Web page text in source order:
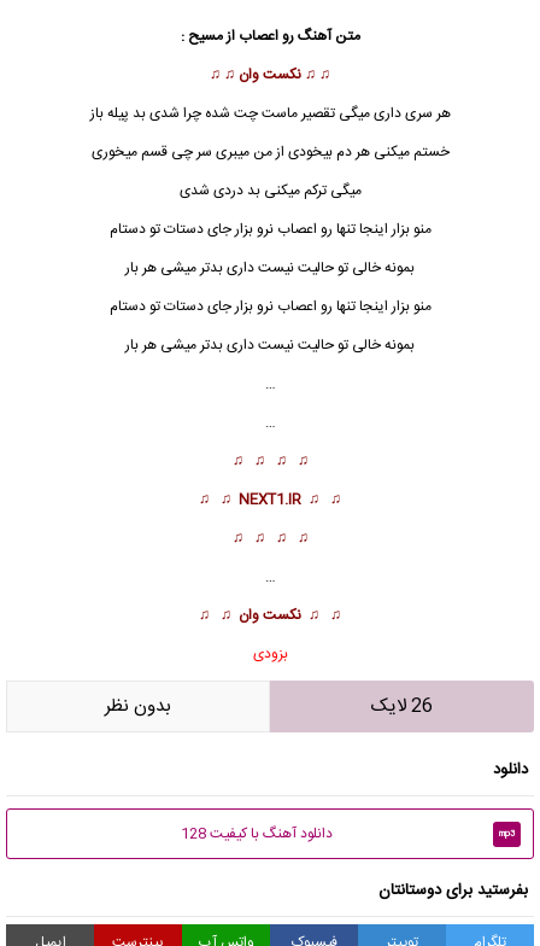
متن آهنگ رو اعصاب ازمسیح :
♫ ♫ نکست وان ♫ ♫
هر سری داری میگی تقصیر ماست چت شده چرا شدی بد پیله باز
خستم میکنی هر دم بیخودی از من میبری سر چی قسم میخوری
میگی ترکم میکنی بد دردی شدی
منو بزار اینجا تنها رو اعصاب نرو بزار جای دستات تو دستام
بمونه خالی تو حالیت نیست داری بدتر میشی هر بار
منو بزار اینجا تنها رو اعصاب نرو بزار جای دستات تو دستام
بمونه خالی تو حالیت نیست داری بدتر میشی هر بار
…
…
♫ ♫ ♫ ♫
♫ ♫
NEXT1.IR
♫ ♫
♫ ♫ ♫ ♫
…
♫ ♫ نکست وان ♫ ♫
بزودی
26 لایک بدون نظر
دانلود
mp3 دانلود آهنگ با کیفیت 128
بفرستید برای دوستانتان